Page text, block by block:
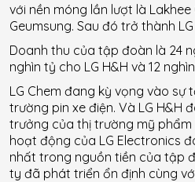
với nền móng lần lượt là
Geumsung. Sau đó trở thành
Doanh thu của tập đoàn là 24
nghìn tỷ cho LG H&H và 12
LG Chem đang kỳ vọng vào sự
trường pin xe điện. Và LG H&H
trưởng của thị trường mỹ phẩm
hoạt động của LG Electronics
nhất trong nguồn tiền của tập
ty đã phát triển ổn định cùng